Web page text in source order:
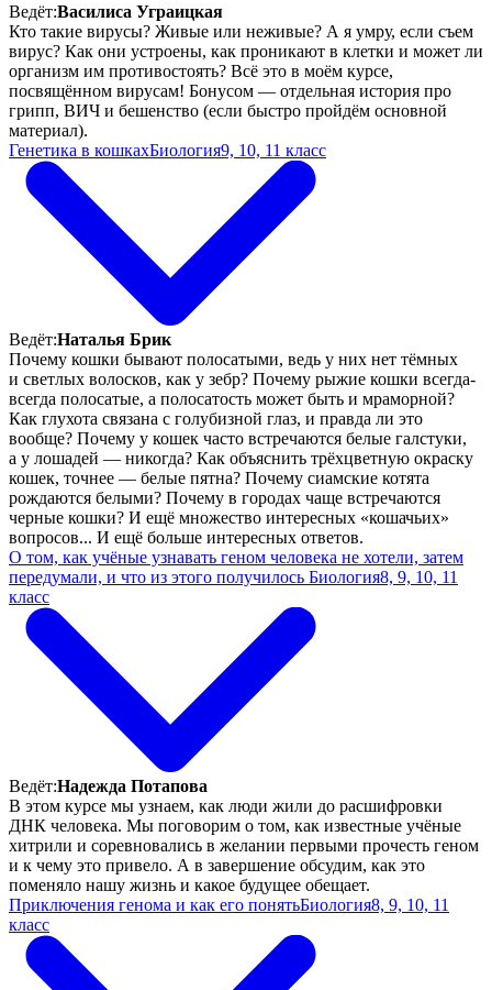
Ведёт:Василиса Уграицкая
Кто такие вирусы? Живые или неживые? А я умру, если съем
вирус? Как они устроены, как проникают в клетки и может ли
организм им противостоять? Всё это в моём курсе,
посвящённом вирусам! Бонусом — отдельная история про
грипп, ВИЧ и бешенство (если быстро пройдём основной
материал).
Генетика в кошкахБиология9, 10, 11 класс
Ведёт:Наталья Брик
Почему кошки бывают полосатыми, ведь у них нет тёмных
и светлых волосков, как у зебр? Почему рыжие кошки всегда-
всегда полосатые, а полосатость может быть и мраморной?
Как глухота связана с голубизной глаз, и правда ли это
вообще? Почему у кошек часто встречаются белые галстуки,
а у лошадей — никогда? Как объяснить трёхцветную окраску
кошек, точнее — белые пятна? Почему сиамские котята
рождаются белыми? Почему в городах чаще встречаются
черные кошки? И ещё множество интересных «кошачьих»
вопросов... И ещё больше интересных ответов.
О том, как учёные узнавать геном человека не хотели, затем
передумали, и что из этого получилось Биология8, 9, 10, 11
класс
Ведёт:Надежда Потапова
В этом курсе мы узнаем, как люди жили до расшифровки
ДНК человека. Мы поговорим о том, как известные учёные
хитрили и соревновались в желании первыми прочесть геном
и к чему это привело. А в завершение обсудим, как это
поменяло нашу жизнь и какое будущее обещает.
Приключения генома и как его понятьБиология8, 9, 10, 11
класс